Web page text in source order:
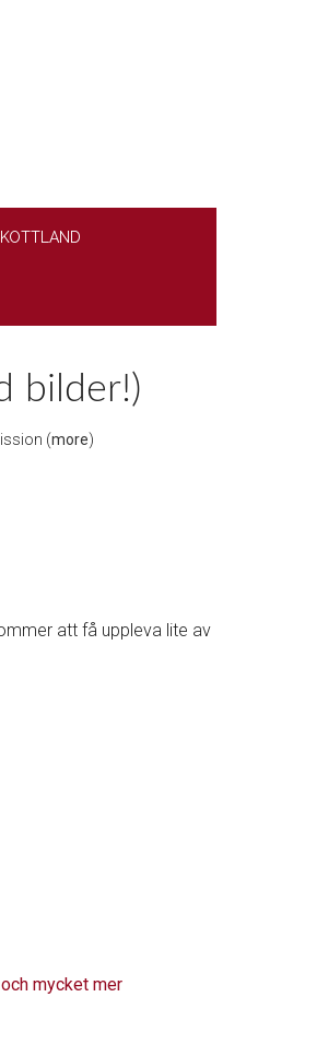
bilder!)
(more)
att få uppleva lite av
mycket mer